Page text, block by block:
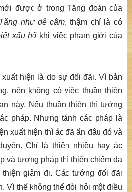
được ở trong Tăng đoàn của
Tăng như dê câm, thậm chí là có
xấu hổkhi việc phạm giới của
hiện là do sự đối đãi. Vì bản
nên không có việc thuần thiện
này. Nếu thuần thiện thì tướng
pháp. Nhưng tánh các pháp là
xuất hiện thì ác đã ẩn đâu đó và
Chỉ là thiện nhiều hay ác
và tượng pháp thì thiện chiếm đa
giảm đi. Các tướng đối đãi
Vì thế không thể đòi hỏi một điều